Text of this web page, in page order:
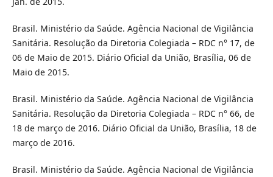
Brasil. Ministério da Saúde. Agência Nacional de Vigilância
Sanitária. Resolução da Diretoria Colegiada – RDC n° 17, de
06 de Maio de 2015. Diário Oficial da União, Brasília, 06 de
Maio de 2015.
Brasil. Ministério da Saúde. Agência Nacional de Vigilância
Sanitária. Resolução da Diretoria Colegiada – RDC n° 66, de
18 de março de 2016. Diário Oficial da União, Brasília, 18 de
março de 2016.
Brasil. Ministério da Saúde. Agência Nacional de Vigilância